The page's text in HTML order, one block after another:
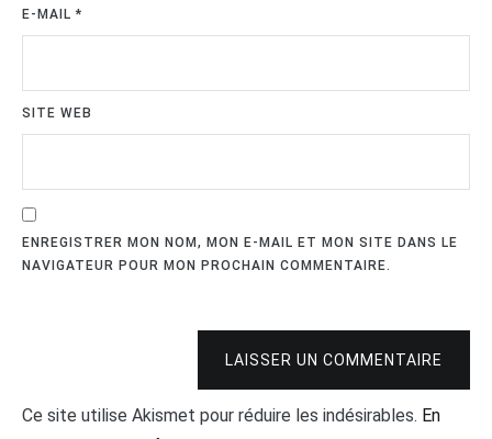
E-MAIL*
SITE WEB
ENREGISTRER MON NOM, MON E-MAIL ET MON SITE DANS LE
NAVIGATEUR POUR MON PROCHAIN COMMENTAIRE.
LAISSER UN COMMENTAIRE
Ce site utilise Akismet pour réduire les indésirables. En